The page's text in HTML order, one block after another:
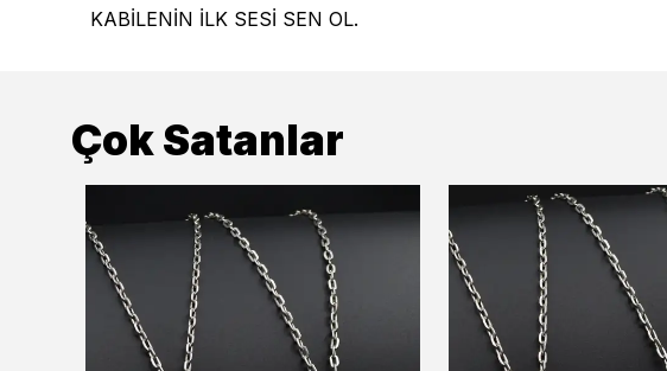
KABİLENİN İLK SESİ SEN OL.
Çok Satanlar